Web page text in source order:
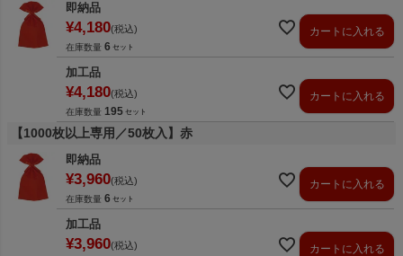
即納品
¥4,180 税込
在庫数量 6
カートに入れる
加工品
¥4,180 税込
在庫数量 195
カートに入れる
【1000枚以上専用／50枚入】赤
即納品
¥3,960 税込
在庫数量 6
カートに入れる
加工品
¥3,960 税込 カートに入れる